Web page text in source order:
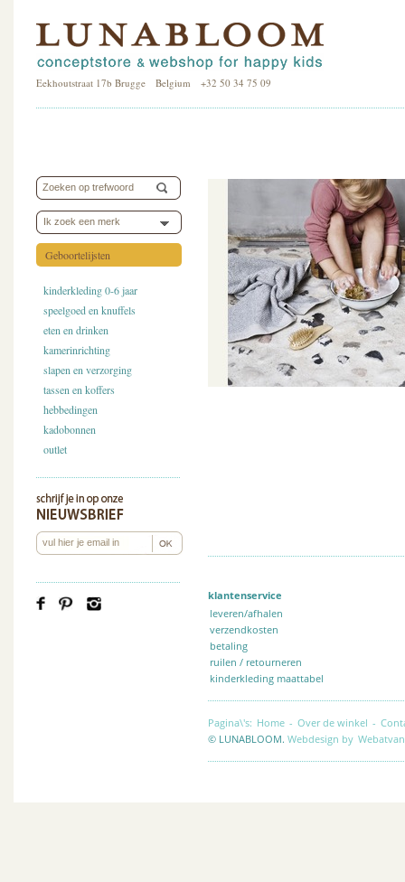
Eekhoutstraat 17b Brugge Belgium +32 50 34 75 09
Ik zoek een merk
Geboortelijsten
kinderkleding 0-6 jaar
speelgoed en knuffels
eten en drinken
kamerinrichting
slapen en verzorging
tassen en koffers
hebbedingen
kadobonnen
outlet
klantenservice
leveren/afhalen
verzendkosten
betaling
ruilen / retourneren
kinderkleding maattabel
Pagina\'s: Home - Over de winkel -
© LUNABLOOM. Webdesign by